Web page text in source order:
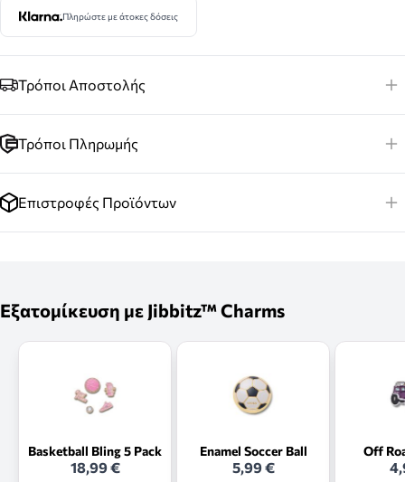
Πληρώστε με άτοκες δόσεις
Τρόποι Αποστολής
Τρόποι Πληρωμής
Επιστροφές Προϊόντων
Εξατομίκευση με Jibbitz™ Charms
Basketball Bling 5 Pack
18,99 €
Enamel Soccer Ball
5,99 €
Off